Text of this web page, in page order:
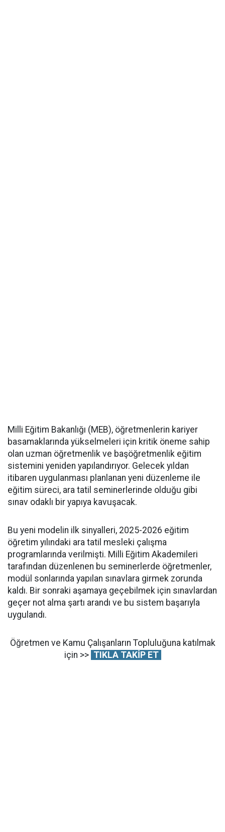
Milli Eğitim Bakanlığı (MEB), öğretmenlerin kariyer
basamaklarında yükselmeleri için kritik öneme sahip
olan uzman öğretmenlik ve başöğretmenlik eğitim
sistemini yeniden yapılandırıyor. Gelecek yıldan
itibaren uygulanması planlanan yeni düzenleme ile
eğitim süreci, ara tatil seminerlerinde olduğu gibi
sınav odaklı bir yapıya kavuşacak.
Bu yeni modelin ilk sinyalleri, 2025-2026 eğitim
öğretim yılındaki ara tatil mesleki çalışma
programlarında verilmişti. Milli Eğitim Akademileri
tarafından düzenlenen bu seminerlerde öğretmenler,
modül sonlarında yapılan sınavlara girmek zorunda
kaldı. Bir sonraki aşamaya geçebilmek için sınavlardan
geçer not alma şartı arandı ve bu sistem başarıyla
uygulandı.
Öğretmen ve Kamu Çalışanların Topluluğuna katılmak
için >> TIKLA TAKİP ET